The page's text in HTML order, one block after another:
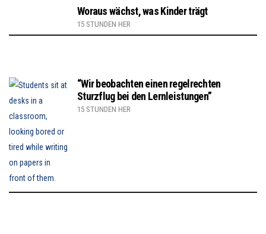
Woraus wächst, was Kinder trägt
15 STUNDEN HER
“Wir beobachten einen regelrechten
Sturzflug bei den Lernleistungen”
15 STUNDEN HER